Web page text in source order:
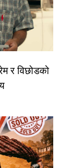
र विछोडको